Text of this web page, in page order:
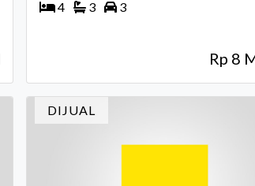
4
3 3
Rp 8
DIJUAL